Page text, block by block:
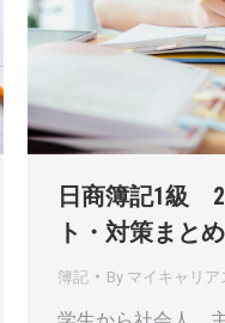
日商簿記1級
ト・対策まとめ
簿記 By マイキャリア